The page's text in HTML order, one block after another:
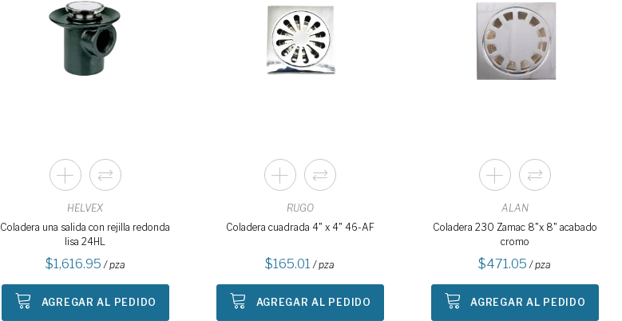
HELVEX
Coladera una salida con rejilla redonda
lisa 24HL
1,616.95 / pza
AGREGAR AL PEDIDO
RUGO
Coladera cuadrada 4" x 4" 46-AF
165.01 / pza
AGREGAR AL PEDIDO
ALAN
Coladera 230 Zamac 8"x 8" acabado
cromo
471.05 / pza
AGREGAR AL PEDIDO